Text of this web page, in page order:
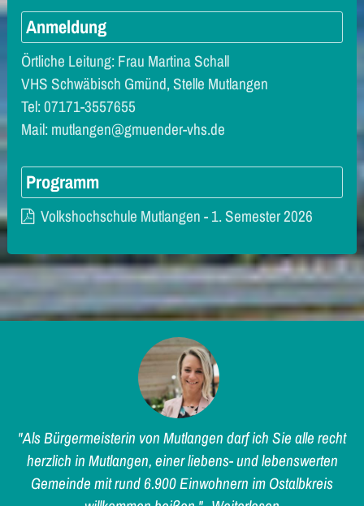
Anmeldung
Örtliche Leitung: Frau Martina Schall
VHS Schwäbisch Gmünd, Stelle Mutlangen
Tel: 07171-3557655
Mail: mutlangen@gmuender-vhs.de
Programm
Volkshochschule Mutlangen - 1. Semester 2026
"Als Bürgermeisterin von Mutlangen darf ich Sie alle recht
herzlich in Mutlangen, einer liebens- und lebenswerten
Gemeinde mit rund 6.900 Einwohnern im Ostalbkreis